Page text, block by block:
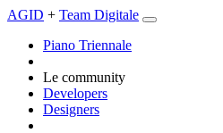
AGID + Team Digitale
Piano Triennale
Le community
Developers
Designers